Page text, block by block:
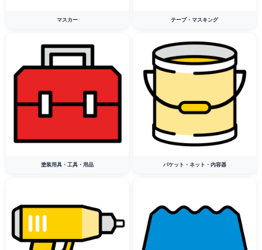
マスカー テープ・マスキング
塗装用具・工具・用品 バケット・ネット・内容器